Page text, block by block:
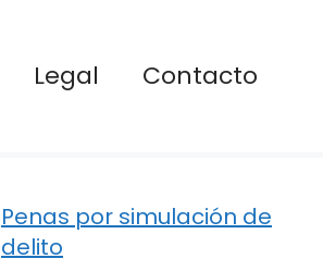
Legal Contacto
Penas por simulación de
delito